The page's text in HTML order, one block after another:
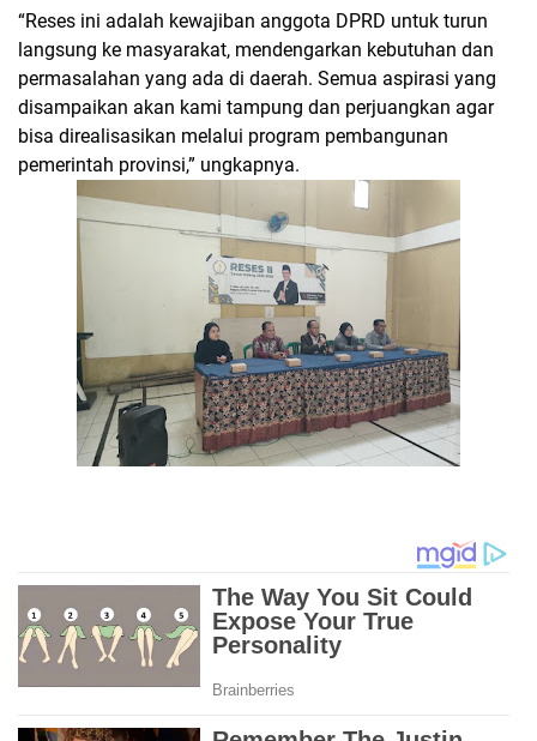
“Reses ini adalah kewajiban anggota DPRD untuk turun
langsung ke masyarakat, mendengarkan kebutuhan dan
permasalahan yang ada di daerah. Semua aspirasi yang
disampaikan akan kami tampung dan perjuangkan agar
bisa direalisasikan melalui program pembangunan
pemerintah provinsi,” ungkapnya.